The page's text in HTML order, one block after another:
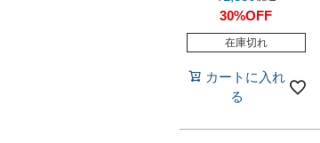
30%OFF
在庫切れ
カートに入れ
る